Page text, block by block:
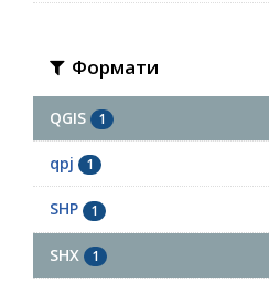
Формати
QGIS 1
qpj 1
SHP 1
SHX 1